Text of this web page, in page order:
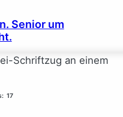
Senior um
17